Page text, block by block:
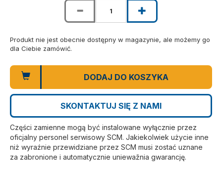
Produkt nie jest obecnie dostępny w magazynie, ale możemy go
dla Ciebie zamówić.
DODAJ DO KOSZYKA
SKONTAKTUJ SIĘ Z NAMI
Części zamienne mogą być instalowane wyłącznie przez
oficjalny personel serwisowy SCM. Jakiekolwiek użycie inne
niż wyraźnie przewidziane przez SCM musi zostać uznane
za zabronione i automatycznie uniewažnia gwarancję.